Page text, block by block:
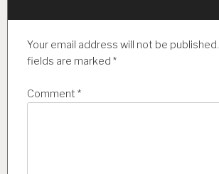
Your email address will not be published.
fields are marked *
Comment *